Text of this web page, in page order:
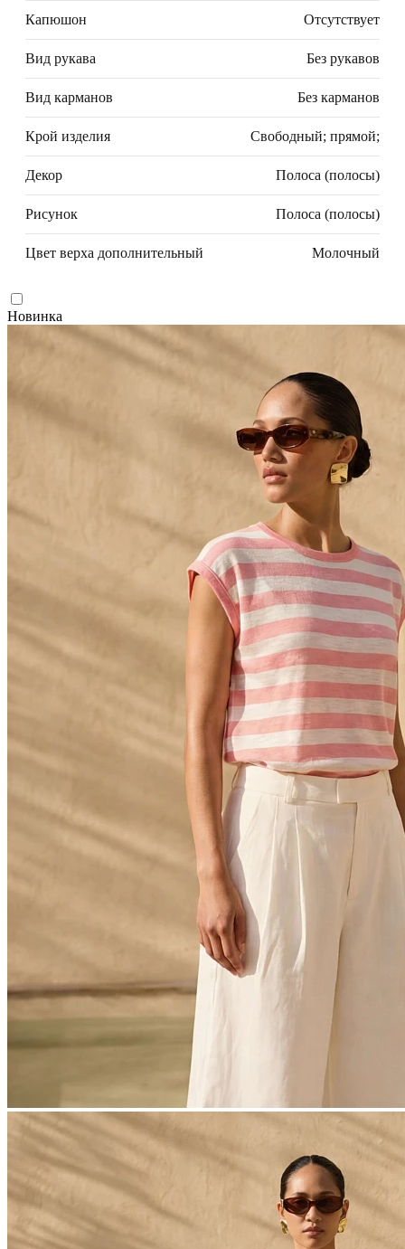
Капюшон Отсутствует
Вид рукава Без рукавов
Вид карманов Без карманов
Крой изделия Свободный; прямой;
Декор Полоса (полосы)
Рисунок Полоса (полосы)
Цвет верха дополнительный Молочный
Новинка